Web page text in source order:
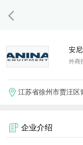
安
江苏省徐州市贾汪区
企业介绍